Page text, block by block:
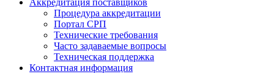
Аккредитация поставщиков
Процедура аккредитации
Портал СРП
Технические требования
Часто задаваемые вопросы
Техническая поддержка
Контактная информация